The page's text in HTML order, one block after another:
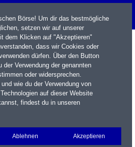
Portfolio Login
Börse! Um dir das bestmögliche
setzen wir auf unserer
dem Klicken auf "Akzeptieren"
dass wir Cookies oder
dürfen. Über den Button
Verwendung der genannten
oder widersprechen.
wie du der Verwendung von
auf dieser Website
findest du in unseren
Ablehnen Akzeptieren